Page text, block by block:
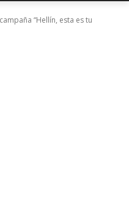
“Hellín, esta es tu